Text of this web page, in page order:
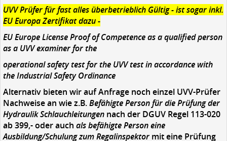
UVV Prüfer für fast alles überbetrieblich Gültig - ist sogar inkl.
EU Europa Zertifikat dazu -
EU Europe License Proof of Competence as a qualified person
as a UVV examiner for the
operational safety test for the UVV test in accordance with
the Industrial Safety Ordinance
Alternativ bieten wir auf Anfrage noch einzel UVV-Prüfer
Nachweise an wie z.B.Befähigte Person für die Prüfung der
Hydraulik Schlauchleitungen nach der DGUV Regel 113-020
ab 399,- oder auch als befähigte Person eine
Ausbildung/Schulung zum Regalinspektor mit eine Prüfung